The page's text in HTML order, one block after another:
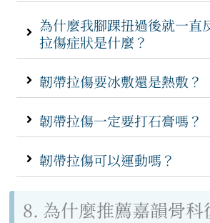
為什麼我腳踝扭過後就一直
拉傷症狀是什麼？
韌帶拉傷要冰敷還是熱敷？
韌帶拉傷一定要打石膏嗎？
韌帶拉傷可以運動嗎？
8. 為什麼推薦嘉韻骨科